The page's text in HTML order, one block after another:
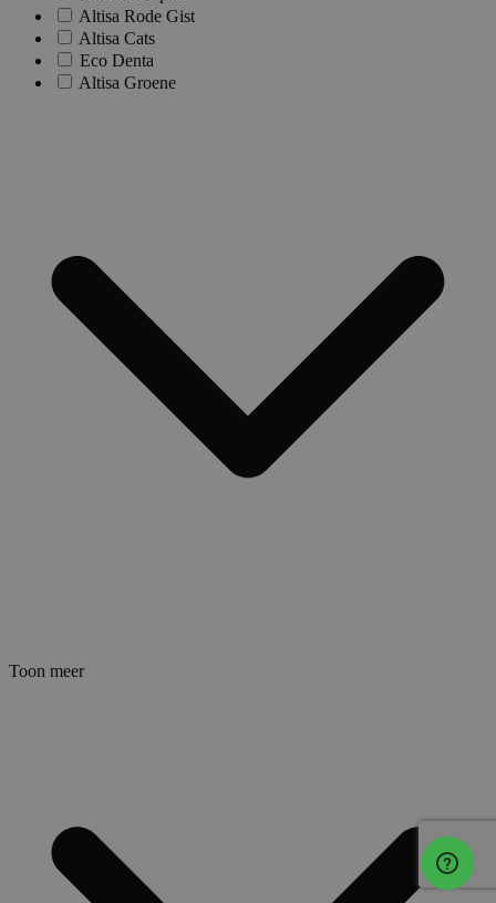
Altisa Rode Gist
Altisa Cats
Eco Denta
Altisa Groene
Toon meer